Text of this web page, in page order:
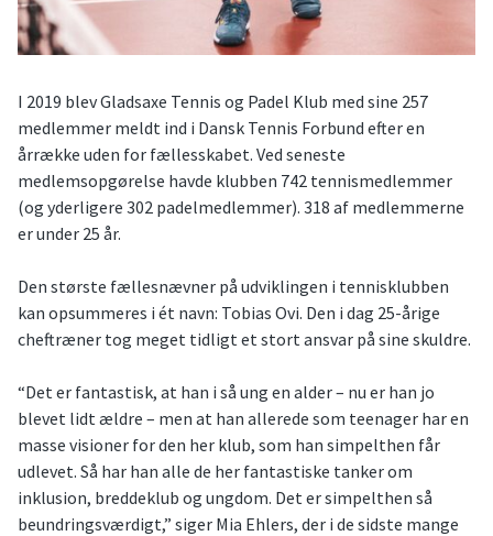
I 2019 blev Gladsaxe Tennis og Padel Klub med sine 257
medlemmer meldt ind i Dansk Tennis Forbund efter en
årrække uden for fællesskabet. Ved seneste
medlemsopgørelse havde klubben 742 tennismedlemmer
(og yderligere 302 padelmedlemmer). 318 af medlemmerne
er under 25 år.
Den største fællesnævner på udviklingen i tennisklubben
kan opsummeres i ét navn: Tobias Ovi. Den i dag 25-årige
cheftræner tog meget tidligt et stort ansvar på sine skuldre.
“Det er fantastisk, at han i så ung en alder – nu er han jo
blevet lidt ældre – men at han allerede som teenager har en
masse visioner for den her klub, som han simpelthen får
udlevet. Så har han alle de her fantastiske tanker om
inklusion, breddeklub og ungdom. Det er simpelthen så
beundringsværdigt,” siger Mia Ehlers, der i de sidste mange